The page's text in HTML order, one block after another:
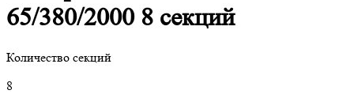
65/380/2000 8 секций
Количество секций
8